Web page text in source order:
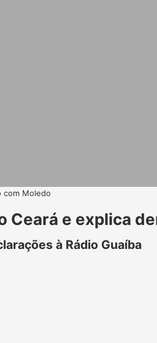
com Moledo
e explica
à Rádio Guaíba